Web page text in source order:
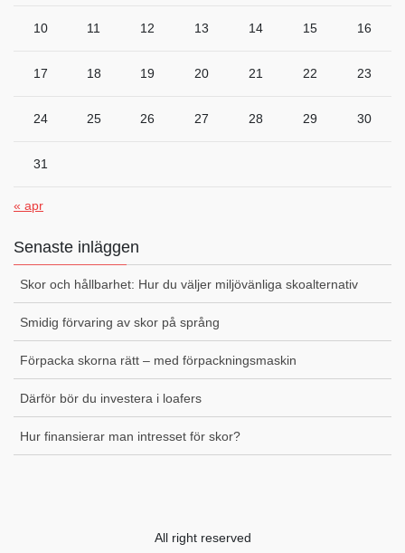
10 11 12 13 14 15 16
17 18 19 20 21 22 23
24 25 26 27 28 29 30
31
« apr
Senaste inläggen
Skor och hållbarhet: Hur du väljer miljövänliga skoalternativ
Smidig förvaring av skor på språng
Förpacka skorna rätt – med förpackningsmaskin
Därför bör du investera i loafers
Hur finansierar man intresset för skor?